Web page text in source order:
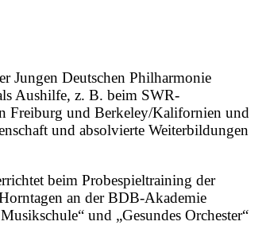
Jungen Deutschen Philharmonie
Aushilfe, z. B. beim SWR-
Freiburg und Berkeley/Kalifornien und
und absolvierte Weiterbildungen
beim Probespieltraining der
an der BDB-Akademie
und „Gesundes Orchester“